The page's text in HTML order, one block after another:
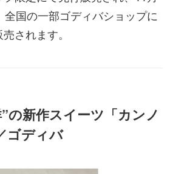
国の一部ゴディバショップに
されます。
の新作スイーツ「カンノ
ゴディバ